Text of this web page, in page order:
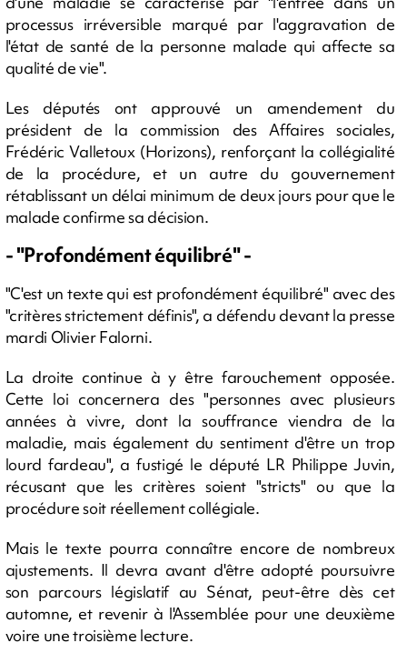
processus irréversible marqué par l'aggravation de
l'état de santé de la personne malade qui affecte sa
qualité de vie".
Les députés ont approuvé un amendement du
président de la commission des Affaires sociales,
Frédéric Valletoux (Horizons), renforçant la collégialité
de la procédure, et un autre du gouvernement
rétablissant un délai minimum de deux jours pour que le
malade confirme sa décision.
- "Profondément équilibré" -
"C'est un texte qui est profondément équilibré" avec des
"critères strictement définis", a défendu devant la presse
mardi Olivier Falorni.
La droite continue à y être farouchement opposée.
Cette loi concernera des "personnes avec plusieurs
années à vivre, dont la souffrance viendra de la
maladie, mais également du sentiment d'être un trop
lourd fardeau", a fustigé le député LR Philippe Juvin,
récusant que les critères soient "stricts" ou que la
procédure soit réellement collégiale.
Mais le texte pourra connaître encore de nombreux
ajustements. Il devra avant d'être adopté poursuivre
son parcours législatif au Sénat, peut-être dès cet
automne, et revenir à l'Assemblée pour une deuxième
voire une troisième lecture.